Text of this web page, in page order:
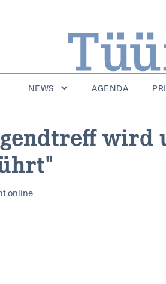
NEWS AGENDA
wird
online